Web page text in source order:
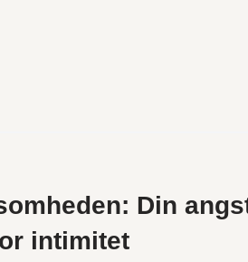
Din
intimitet